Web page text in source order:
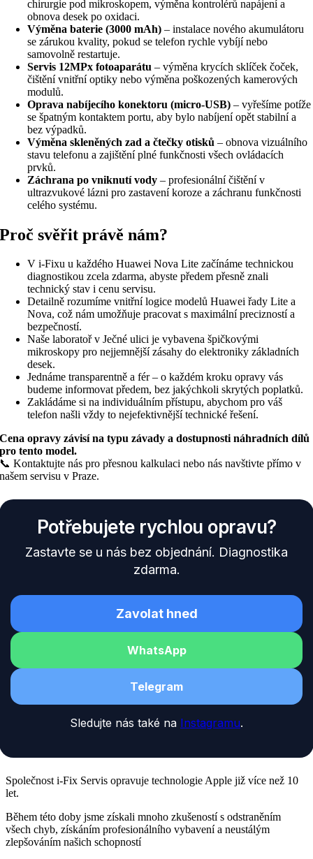
chirurgie pod mikroskopem, výměna kontrolérů napájení a
obnova desek po oxidaci.
Výměna baterie (3000 mAh) – instalace nového akumulátoru
se zárukou kvality, pokud se telefon rychle vybíjí nebo
samovolně restartuje.
Servis 12MPx fotoaparátu – výměna krycích sklíček čoček,
čištění vnitřní optiky nebo výměna poškozených kamerových
modulů.
Oprava nabíjecího konektoru (micro-USB) – vyřešíme potíže
se špatným kontaktem portu, aby bylo nabíjení opět stabilní a
bez výpadků.
Výměna skleněných zad a čtečky otisků – obnova vizuálního
stavu telefonu a zajištění plné funkčnosti všech ovládacích
prvků.
Záchrana po vniknutí vody – profesionální čištění v
ultrazvukové lázni pro zastavení koroze a záchranu funkčnosti
celého systému.
Proč svěřit právě nám?
V i-Fixu u každého Huawei Nova Lite začínáme technickou
diagnostikou zcela zdarma, abyste předem přesně znali
technický stav i cenu servisu.
Detailně rozumíme vnitřní logice modelů Huawei řady Lite a
Nova, což nám umožňuje pracovat s maximální precizností a
bezpečností.
Naše laboratoř v Ječné ulici je vybavena špičkovými
mikroskopy pro nejjemnější zásahy do elektroniky základních
desek.
Jednáme transparentně a fér – o každém kroku opravy vás
budeme informovat předem, bez jakýchkoli skrytých poplatků.
Zakládáme si na individuálním přístupu, abychom pro váš
telefon našli vždy to nejefektivnější technické řešení.
Cena opravy závisí na typu závady a dostupnosti náhradních dílů
pro tento model.
📞 Kontaktujte nás pro přesnou kalkulaci nebo nás navštivte přímo v
našem servisu v Praze.
Potřebujete rychlou opravu?
Zastavte se u nás bez objednání. Diagnostika
zdarma.
Zavolat hned
WhatsApp
Telegram
Sledujte nás také na Instagramu.
Společnost i-Fix Servis opravuje technologie Apple již více než 10
let.
Během této doby jsme získali mnoho zkušeností s odstraněním
všech chyb, získáním profesionálního vybavení a neustálým
zlepšováním našich schopností